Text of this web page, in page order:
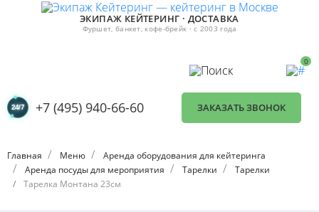
ЭКИПАЖ КЕЙТЕРИНГ · ДОСТАВКА
Фуршет, банкет, кофе-брейк · с 2003 года
0
+7 (495) 940-66-60 ЗАКАЗАТЬ ЗВОНОК
Главная Меню
Аренда оборудования для кейтеринга
Аренда посуды для мероприятия
Тарелки
Тарелки
Тарелка Монтана 23см